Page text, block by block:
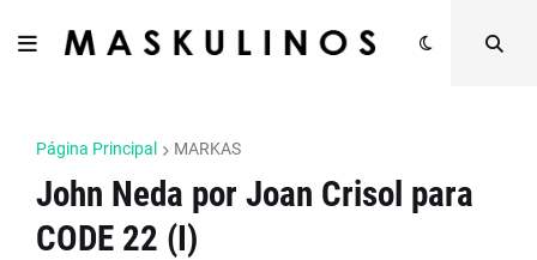
Página Principal MARKAS
John Neda por Joan Crisol para
CODE 22 (I)